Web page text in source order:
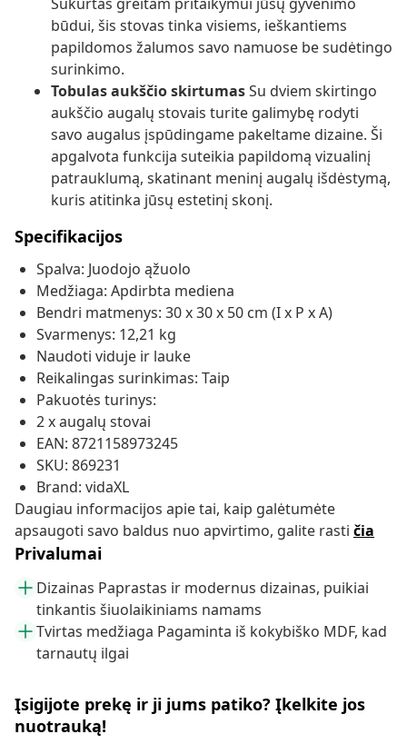
būdui, šis stovas tinka visiems, ieškantiems
papildomos žalumos savo namuose be sudėtingo
surinkimo.
Tobulas aukščio skirtumasSu dviem skirtingo
aukščio augalų stovais turite galimybę rodyti
savo augalus įspūdingame pakeltame dizaine. Ši
apgalvota funkcija suteikia papildomą vizualinį
patrauklumą, skatinant meninį augalų išdėstymą,
kuris atitinka jūsų estetinį skonį.
Specifikacijos
Spalva: Juodojo ąžuolo
Medžiaga: Apdirbta mediena
Bendri matmenys: 30 x 30 x 50 cm (I x P x A)
Svarmenys: 12,21 kg
Naudoti viduje ir lauke
Reikalingas surinkimas: Taip
Pakuotės turinys:
2 x augalų stovai
EAN: 8721158973245
SKU: 869231
Brand: vidaXL
Daugiau informacijos apie tai, kaip galėtumėte
apsaugoti savo baldus nuo apvirtimo, galite rasti čia
Privalumai
Dizainas Paprastas ir modernus dizainas, puikiai
tinkantis šiuolaikiniams namams
Tvirtas medžiaga Pagaminta iš kokybiško MDF, kad
tarnautų ilgai
Įsigijote prekę ir ji jums patiko? Įkelkite jos
nuotrauką!